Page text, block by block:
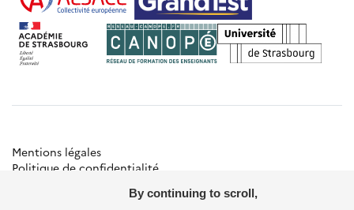
Mentions légales
Politique de confidentialité
By continuing to scroll,